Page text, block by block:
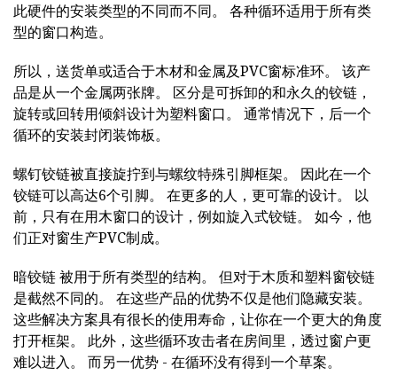
此硬件的安装类型的不同而不同。 各种循环适用于所有类
型的窗口构造。
所以，送货单或适合于木材和金属及PVC窗标准环。 该产
品是从一个金属两张牌。 区分是可拆卸的和永久的铰链，
旋转或回转用倾斜设计为塑料窗口。 通常情况下，后一个
循环的安装封闭装饰板。
螺钉铰链被直接旋拧到与螺纹特殊引脚框架。 因此在一个
铰链可以高达6个引脚。 在更多的人，更可靠的设计。 以
前，只有在用木窗口的设计，例如旋入式铰链。 如今，他
们正对窗生产PVC制成。
暗铰链 被用于所有类型的结构。 但对于木质和塑料窗铰链
是截然不同的。 在这些产品的优势不仅是他们隐藏安装。
这些解决方案具有很长的使用寿命，让你在一个更大的角度
打开框架。 此外，这些循环攻击者在房间里，透过窗户更
难以进入。 而另一优势 - 在循环没有得到一个草案。